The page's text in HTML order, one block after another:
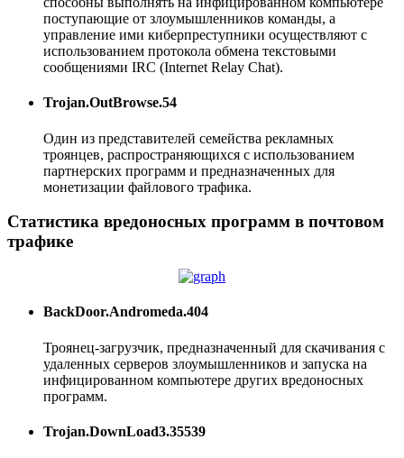
поступающие от злоумышленников команды, а
управление ими киберпреступники осуществляют с
использованием протокола обмена текстовыми
сообщениями IRC (Internet Relay Chat).
Trojan.OutBrowse.54
Один из представителей семейства рекламных
троянцев, распространяющихся с использованием
партнерских программ и предназначенных для
монетизации файлового трафика.
Статистика вредоносных программ в почтовом
трафике
BackDoor.Andromeda.404
Троянец-загрузчик, предназначенный для скачивания с
удаленных серверов злоумышленников и запуска на
инфицированном компьютере других вредоносных
программ.
Trojan.DownLoad3.35539